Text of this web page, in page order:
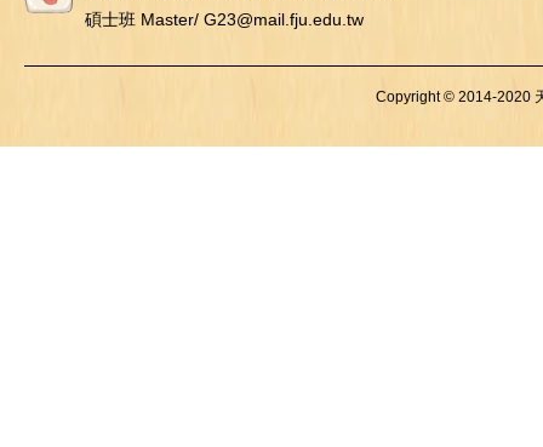
碩士班 Master/ G23@mail.fju.edu.tw
Copyright © 2014-2020